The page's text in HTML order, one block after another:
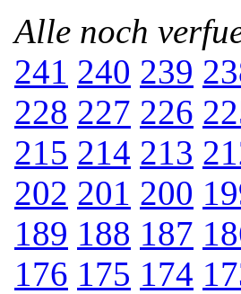
Alle noch
241 240 239
228 227 226
215 214 213
202 201 200
189 188 187
176 175 174